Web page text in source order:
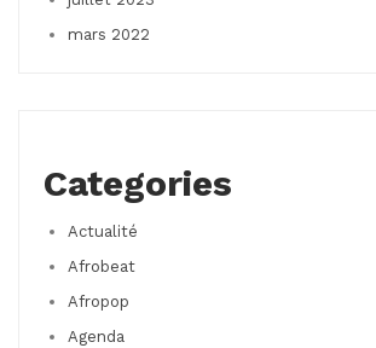
mars 2022
Categories
Actualité
Afrobeat
Afropop
Agenda